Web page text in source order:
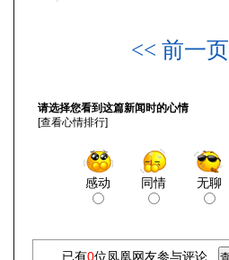
<< 前一页
请选择您看到这篇新闻时的心情
[查看心情排行]
感动 同情 无聊
已有0位凤凰网友参与评论